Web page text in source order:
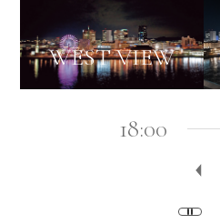
WEST VIEW
WEST VIEW
WEST VIEW
WEST VIEW
18:00